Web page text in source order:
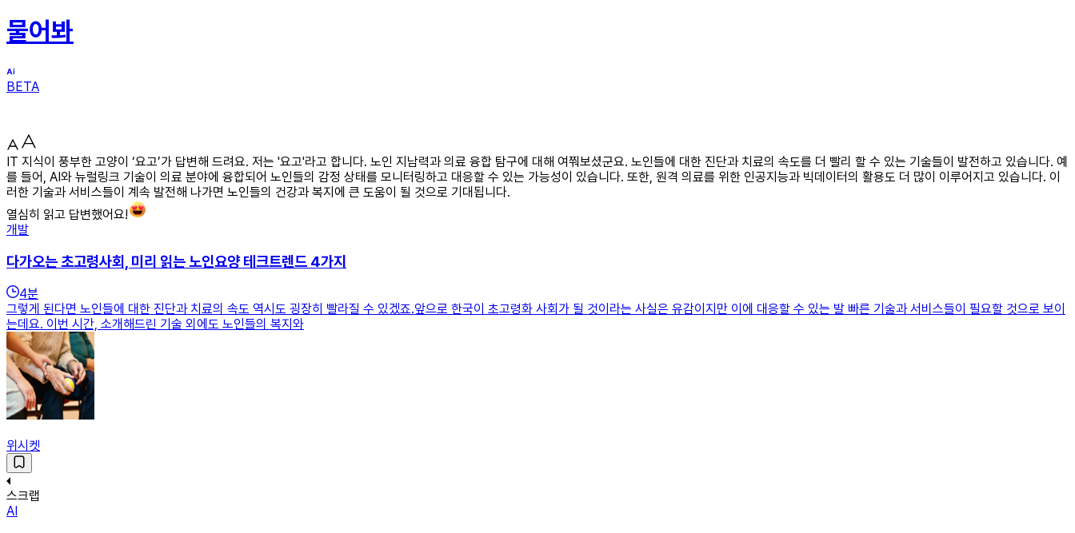
물어봐
BETA
IT 지식이 풍부한 고양이 ‘요고’가 답변해 드려요. 저는 '요고'라고 합니다. 노인 지남력과 의료 융합 탐구에 대해 여쭤보셨군요. 노인들에 대한 진단과 치료의 속도를 더 빨리 할 수 있는 기술들이 발전하고 있습니다. 예
를 들어, AI와 뉴럴링크 기술이 의료 분야에 융합되어 노인들의 감정 상태를 모니터링하고 대응할 수 있는 가능성이 있습니다. 또한, 원격 의료를 위한 인공지능과 빅데이터의 활용도 더 많이 이루어지고 있습니다. 이
러한 기술과 서비스들이 계속 발전해 나가면 노인들의 건강과 복지에 큰 도움이 될 것으로 기대됩니다.
열심히 읽고 답변했어요!
개발
다가오는 초고령사회, 미리 읽는 노인요양 테크트렌드 4가지
4분
그렇게 된다면 노인들에 대한 진단과 치료의 속도 역시도 굉장히 빨라질 수 있겠죠.앞으로 한국이 초고령화 사회가 될 것이라는 사실은 유감이지만 이에 대응할 수 있는 발 빠른 기술과 서비스들이 필요할 것으로 보이
는데요. 이번 시간, 소개해드린 기술 외에도 노인들의 복지와
위시켓
스크랩
AI